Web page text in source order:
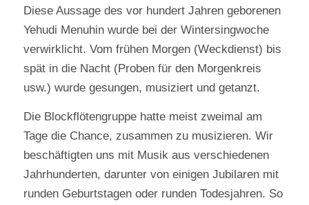
Diese Aussage des vor hundert Jahren geborenen
Yehudi Menuhin wurde bei der Wintersingwoche
verwirklicht. Vom frühen Morgen (Weckdienst) bis
spät in die Nacht (Proben für den Morgenkreis
usw.) wurde gesungen, musiziert und getanzt.
Die Blockflötengruppe hatte meist zweimal am
Tage die Chance, zusammen zu musizieren. Wir
beschäftigten uns mit Musik aus verschiedenen
Jahrhunderten, darunter von einigen Jubilaren mit
runden Geburtstagen oder runden Todesjahren. So